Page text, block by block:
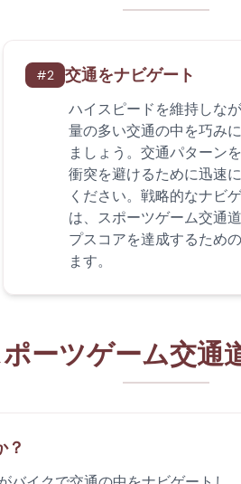
#2 交通をナビゲート
ハイスピードを維持しな
量の多い交通の中を巧み
ましょう。交通パターンを
衝突を避けるために迅速
ください。戦略的なナビ
は、スポーツゲーム交通
プスコアを達成するため
ます。
ーツゲーム交通
？